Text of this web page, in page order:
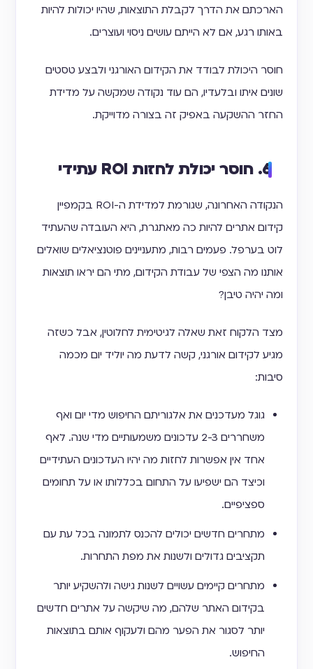
הארכתם את הדרך לקבלת התוצאות, שהיו יכולות להיות
באותו רגע, אם לא הייתם עושים ניסוי ועוצרים.
חוסר היכולת לבודד את הקידום האורגני ולבצע טסטים
שונים איתו ובלעדיו, הם עוד נקודה שמקשה על מדידת
החזר ההשקעה באפיק זה בצורה מדוייקת.
6. חוסר יכולת לחזות ROI עתידי
הנקודה האחרונה, שגורמת למדידת ה-ROI בקמפיין
קידום אתרים להיות כה מאתגרת, היא העובדה שהעתיד
לוט בערפל. פעמים רבות, מתעניינים פוטנציאלים שואלים
אותנו מה הצפי של עבודת הקידום, מתי הם יראו תוצאות
ומה יהיה טיבן?
מצד הלקוח זאת שאלה לגיטימית לחלוטין, אבל כשזה
מגיע לקידום אורגני, קשה לדעת מה יוליד יום מכמה
סיבות:
גוגל מעדכנים את אלגוריתם החיפוש מדי יום ואף
משחררים 2-3 עדכונים משמעותיים מדי שנה. לאף
אחד אין אפשרות לחזות מה יהיו העדכונים העתידיים
וכיצד הם ישפיעו על התחום בכללותו או על תחומים
ספציפיים.
מתחרים חדשים יכולים להכנס לתמונה בכל עת עם
תקציבים גדולים ולשנות את מפת התחרות.
מתחרים קיימים עשויים לשנות גישה ולהשקיע יותר
בקידום האתר שלהם, מה שיקשה על אתרים חדשים
יותר לסגור את הפער מהם ולעקוף אותם בתוצאות
החיפוש.